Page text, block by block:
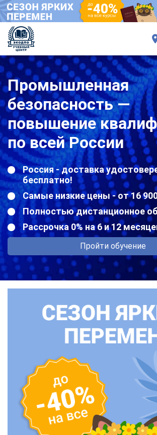
Промышленная
безопасность —
повышение
по всей России
Россия - доставка
бесплатно!
Самые низкие цены - от 16
Полностью дистанционное
Рассрочка 0% на 6 и 12
Пройти обучение